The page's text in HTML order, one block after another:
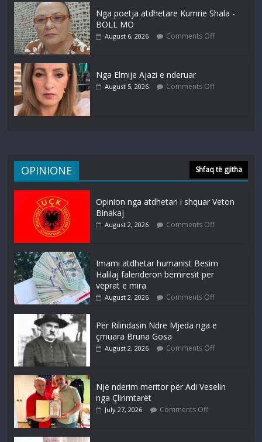
Nga poetja atdhetare Kumrie Shala -
BOLL MO
August 6, 2026 Comments Off
Nga Elmije Ajazi e nderuar
August 5, 2026 Comments Off
OPINIONE Shfaq të gjitha
Opinion nga atdhetari i shquar Veton
Binakaj
August 2, 2026 Comments Off
Imami atdhetar humanist Besim
Halilaj falenderon bëmiresit për
veprat e mira
August 2, 2026 Comments Off
Për Rilindasin Ndre Mjeda nga e
çmuara Bruna Gosa
August 2, 2026 Comments Off
Një nderim meritor për Adi Veselin
nga Çlirimtarët
July 27, 2026 Comments Off